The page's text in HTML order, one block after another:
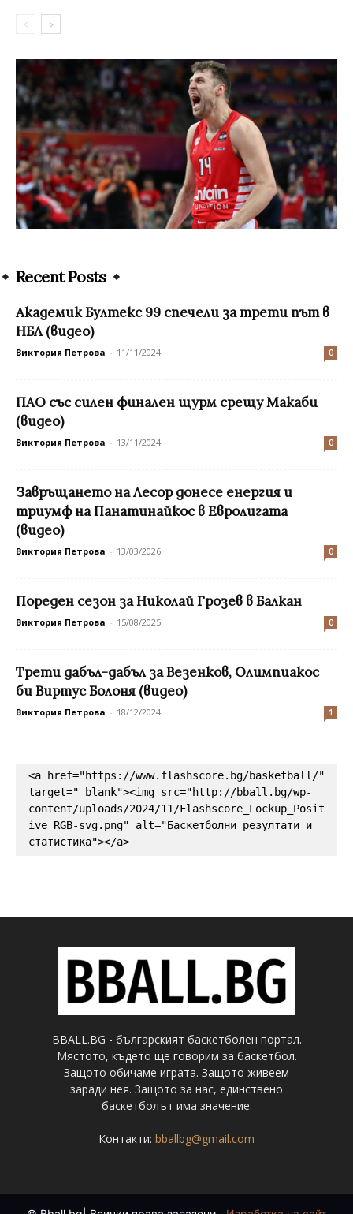
Recent Posts
Академик Бултекс 99 спечели за трети път в
НБЛ (видео)
Виктория Петрова - 11/11/2024 0
ПАО със силен финален щурм срещу Макаби
(видео)
Виктория Петрова - 13/11/2024 0
Завръщането на Лесор донесе енергия и
триумф на Панатинайкос в Евролигата
(видео)
Виктория Петрова - 13/03/2026 0
Пореден сезон за Николай Грозев в Балкан
Виктория Петрова - 15/08/2025 0
Трети дабъл-дабъл за Везенков, Олимпиакос
би Виртус Болоня (видео)
Виктория Петрова - 18/12/2024 1
<a href="https://www.flashscore.bg/basketball/"
target="_blank"><img src="http://bball.bg/wp-
content/uploads/2024/11/Flashscore_Lockup_Posit
ive_RGB-svg.png" alt="Баскетболни резултати и
статистика"></a>
BBALL.BG - българският баскетболен портал.
Мястото, където ще говорим за баскетбол.
Защото обичаме играта. Защото живеем
заради нея. Защото за нас, единствено
баскетболът има значение.
Контакти: bballbg@gmail.com